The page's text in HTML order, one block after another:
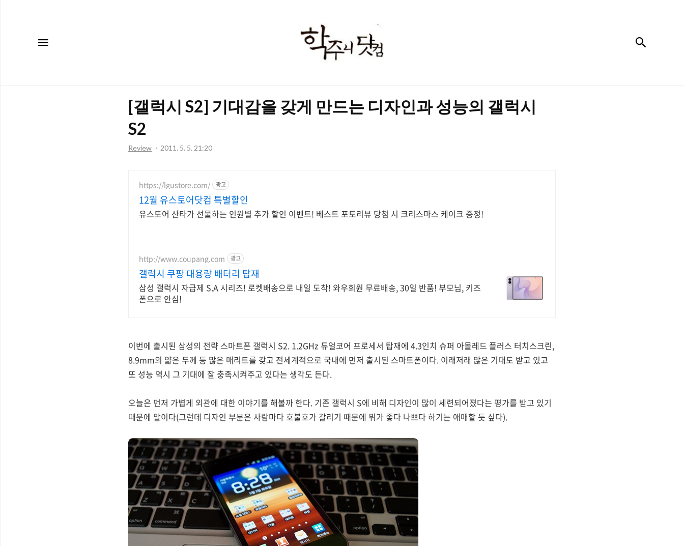
주
닷
컴
[갤럭시 S2] 기대감을 갖게 만드는 디자인과 성능의 갤럭시
S2
Review 2011. 5. 5. 21:20
https://lgustore.com/ 광고
12월 유스토어닷컴 특별할인
유스토어 산타가 선물하는 인원별 추가 할인 이벤트! 베스트 포토리뷰 당첨 시 크리스마스 케이크 증정!
http://www.coupang.com 광고
갤럭시 쿠팡 대용량 배터리 탑재
삼성 갤럭시 자급제 S.A 시리즈! 로켓배송으로 내일 도착! 와우회원 무료배송, 30일 반품! 부모님, 키즈
폰으로 안심!
이번에 출시된 삼성의 전략 스마트폰 갤럭시 S2. 1.2GHz 듀얼코어 프로세서 탑재에 4.3인치 슈퍼 아몰레드 플러스 터치스크린,
8.9mm의 얇은 두께 등 많은 매리트를 갖고 전세계적으로 국내에 먼저 출시된 스마트폰이다. 이래저래 많은 기대도 받고 있고
또 성능 역시 그 기대에 잘 충족시켜주고 있다는 생각도 든다.
오늘은 먼저 가볍게 외관에 대한 이야기를 해볼까 한다. 기존 갤럭시 S에 비해 디자인이 많이 세련되어졌다는 평가를 받고 있기
때문에 말이다(그런데 디자인 부분은 사람마다 호불호가 갈리기 때문에 뭐가 좋다 나쁘다 하기는 애매할 듯 싶다).